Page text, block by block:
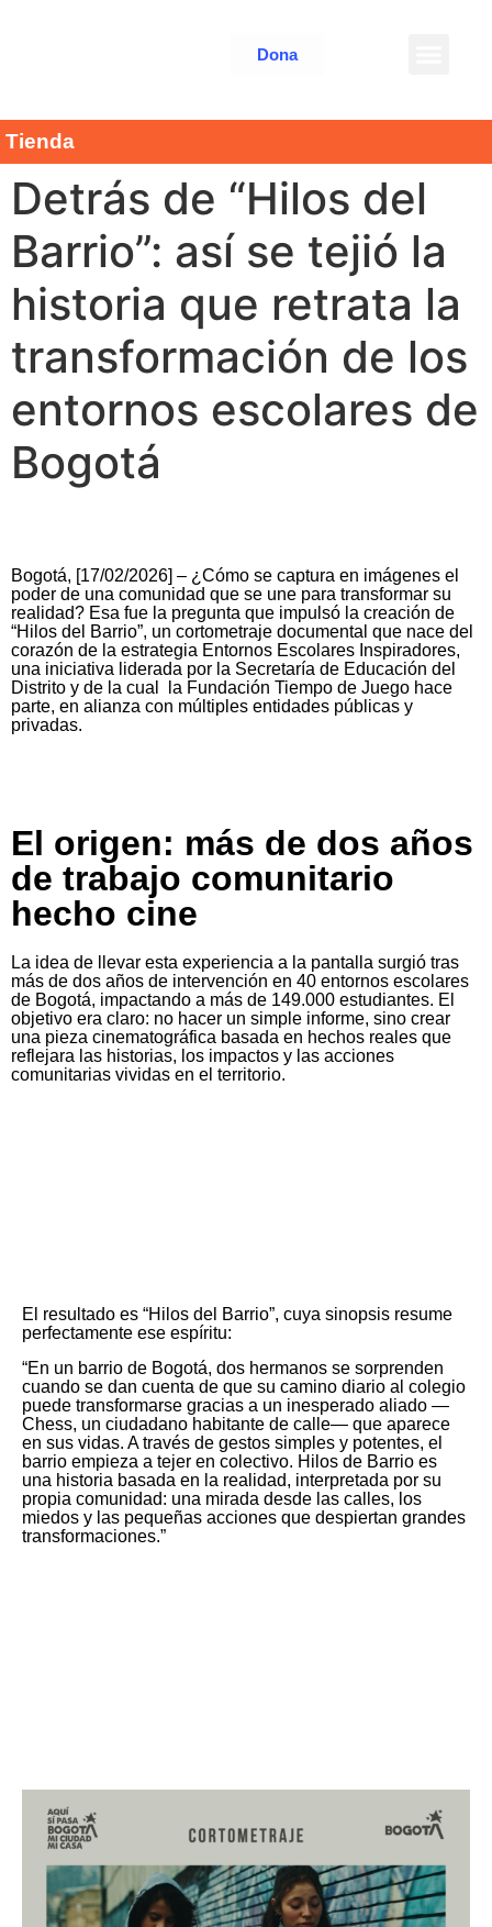
Dona
Tienda
Detrás de “Hilos del
Barrio”: así se tejió la
historia que retrata la
transformación de los
entornos escolares de
Bogotá
Bogotá, [17/02/2026] – ¿Cómo se captura en imágenes el
poder de una comunidad que se une para transformar su
realidad? Esa fue la pregunta que impulsó la creación de
“Hilos del Barrio”, un cortometraje documental que nace del
corazón de la estrategia Entornos Escolares Inspiradores,
una iniciativa liderada por la Secretaría de Educación del
Distrito y de la cual la Fundación Tiempo de Juego hace
parte, en alianza con múltiples entidades públicas y
privadas.
El origen: más de dos años
de trabajo comunitario
hecho cine
La idea de llevar esta experiencia a la pantalla surgió tras
más de dos años de intervención en 40 entornos escolares
de Bogotá, impactando a más de 149.000 estudiantes. El
objetivo era claro: no hacer un simple informe, sino crear
una pieza cinematográfica basada en hechos reales que
reflejara las historias, los impactos y las acciones
comunitarias vividas en el territorio.
El resultado es “Hilos del Barrio”, cuya sinopsis resume
perfectamente ese espíritu:
“En un barrio de Bogotá, dos hermanos se sorprenden
cuando se dan cuenta de que su camino diario al colegio
puede transformarse gracias a un inesperado aliado —
Chess, un ciudadano habitante de calle— que aparece
en sus vidas. A través de gestos simples y potentes, el
barrio empieza a tejer en colectivo. Hilos de Barrio es
una historia basada en la realidad, interpretada por su
propia comunidad: una mirada desde las calles, los
miedos y las pequeñas acciones que despiertan grandes
transformaciones.”